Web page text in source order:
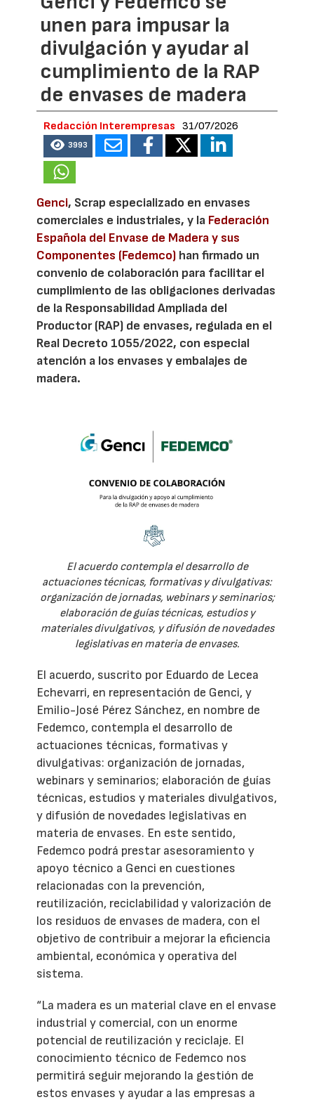
unen para impusar la
divulgación y ayudar al
cumplimiento de la RAP
de envases de madera
Redacción Interempresas 31/07/2026
3993
Genci, Scrap especializado en envases
comerciales e industriales, y la Federación
Española del Envase de Madera y sus
Componentes (Fedemco) han firmado un
convenio de colaboración para facilitar el
cumplimiento de las obligaciones derivadas
de la Responsabilidad Ampliada del
Productor (RAP) de envases, regulada en el
Real Decreto 1055/2022, con especial
atención a los envases y embalajes de
madera.
El acuerdo contempla el desarrollo de
actuaciones técnicas, formativas y divulgativas:
organización de jornadas, webinars y seminarios;
elaboración de guías técnicas, estudios y
materiales divulgativos, y difusión de novedades
legislativas en materia de envases.
El acuerdo, suscrito por Eduardo de Lecea
Echevarri, en representación de Genci, y
Emilio-José Pérez Sánchez, en nombre de
Fedemco, contempla el desarrollo de
actuaciones técnicas, formativas y
divulgativas: organización de jornadas,
webinars y seminarios; elaboración de guías
técnicas, estudios y materiales divulgativos,
y difusión de novedades legislativas en
materia de envases. En este sentido,
Fedemco podrá prestar asesoramiento y
apoyo técnico a Genci en cuestiones
relacionadas con la prevención,
reutilización, reciclabilidad y valorización de
los residuos de envases de madera, con el
objetivo de contribuir a mejorar la eficiencia
ambiental, económica y operativa del
sistema.
“La madera es un material clave en el envase
industrial y comercial, con un enorme
potencial de reutilización y reciclaje. El
conocimiento técnico de Fedemco nos
permitirá seguir mejorando la gestión de
estos envases y ayudar a las empresas a